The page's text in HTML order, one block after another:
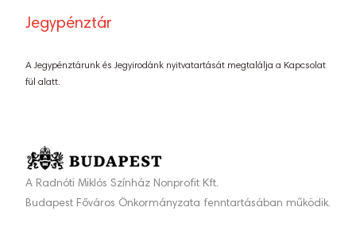
Jegypénztár
A Jegypénztárunk és Jegyirodánk nyitvatartását megtalálja a Kapcsolat
fül alatt.
A Radnóti Miklós Színház Nonprofit Kft.
Budapest Főváros Önkormányzata fenntartásában működik.